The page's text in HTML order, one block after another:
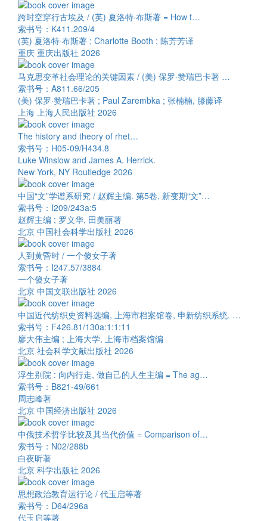
跨时空穿行古埃及 / (英) 夏洛特·布斯著 = How t…
索书号：K411.209/4
(英) 夏洛特·布斯著 ; Charlotte Booth ; 陈芳芳译
重庆 重庆出版社 2026
马克思变革社会理论的关键因素 / (美) 保罗·赞瑞巴卡著 …
索书号：A811.66/205
(美) 保罗·赞瑞巴卡著 ; Paul Zarembka ; 张楠楠, 滕藤译
上海 上海人民出版社 2026
The history and theory of rhet…
索书号：H05-09/H434.8
Luke Winslow and James A. Herrick.
New York, NY Routledge 2026
中国“文”学谱系研究 / 赵辉主编. 第5卷, 新变期“文”…
索书号：I209/243a:5
赵辉主编 ; 罗义华, 田美丽著
北京 中国社会科学出版社 2026
人到黄昏时 / 一个傻女子著
索书号：I247.57/3884
一个傻女子著
北京 中国文联出版社 2026
中国近代纺织史资料选编, 上海市档案馆卷, 申新纺织系统. …
索书号：F426.81/130a:1:1:11
廖大伟主编 ; 上海大学, 上海市档案馆编
北京 社会科学文献出版社 2026
浮生别院 : 向内行走, 做自己的人生主编 = The ag…
索书号：B821-49/661
周志峰著
北京 中国经济出版社 2026
中俄技术哲学比较及其当代价值 = Comparison of…
索书号：N02/288b
白夜昕著
北京 科学出版社 2026
思想政治教育运行论 / 代玉启等著
索书号：D64/296a
代玉启等著